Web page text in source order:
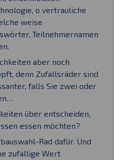
o vertrauliche
weise
Teilnehmernamen
aber noch
denn Zufallsräder sind
falls Sie zwei oder
über entscheiden,
essen möchten?
Rad dafür. Und
zufällige Wert